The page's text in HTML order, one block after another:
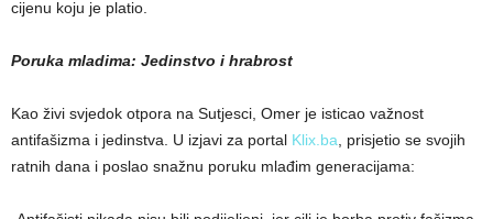
cijenu koju je platio.
Poruka mladima: Jedinstvo i hrabrost
Kao živi svjedok otpora na Sutjesci, Omer je isticao važnost
antifašizma i jedinstva. U izjavi za portal Klix.ba , prisjetio se svojih
ratnih dana i poslao snažnu poruku mlađim generacijama: